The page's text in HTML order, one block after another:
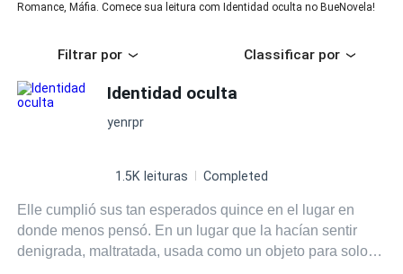
Romance, Máfia. Comece sua leitura com Identidad oculta no BueNovela!
Filtrar por Classificar por
Identidad oculta
yenrpr
1.5K leituras Completed
Elle cumplió sus tan esperados quince en el lugar en
donde menos pensó. En un lugar que la hacían sentir
denigrada, maltratada, usada como un objeto para solo